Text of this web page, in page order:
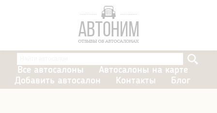
Все автосалоны
Автосалоны на карте
Добавить автосалон
Контакты Блог